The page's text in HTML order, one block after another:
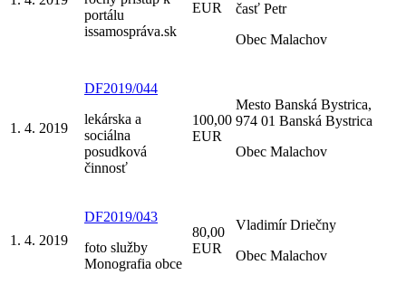
portálu
issamospráva.sk
EUR
časť Petr
Obec Malachov
1. 4. 2019
DF2019/044
lekárska a
sociálna
posudková
činnosť
100,00
EUR
Mesto Banská Bystrica,
974 01 Banská Bystrica
Obec Malachov
1. 4. 2019
DF2019/043
foto služby
Monografia obce
80,00
EUR
Vladimír Driečny
Obec Malachov